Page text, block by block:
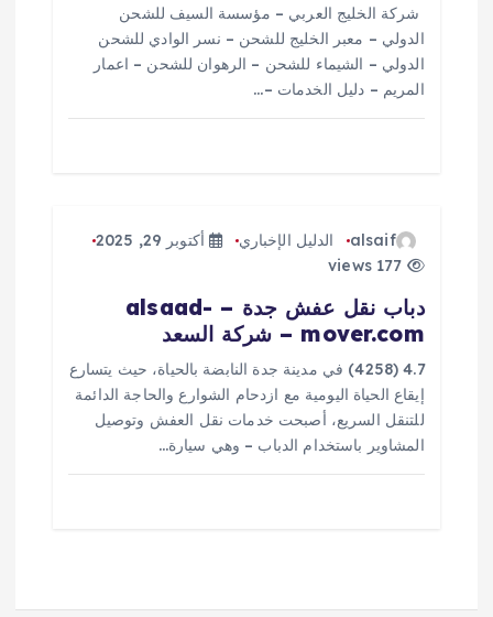
ت
شركة الخليج العربي – مؤسسة السيف للشحن
الدولي – معبر الخليج للشحن – نسر الوادي للشحن
الدولي – الشيماء للشحن – الرهوان للشحن – اعمار
المريم – دليل الخدمات –…
alsaif الدليل الإخباري
أكتوبر 29, 2025
دباب نقل عفش جدة – alsaad-
mover.com – شركة السعد
4.7 (4258) في مدينة جدة النابضة بالحياة، حيث يتسارع
إيقاع الحياة اليومية مع ازدحام الشوارع والحاجة الدائمة
للتنقل السريع، أصبحت خدمات نقل العفش وتوصيل
المشاوير باستخدام الدباب – وهي سيارة…